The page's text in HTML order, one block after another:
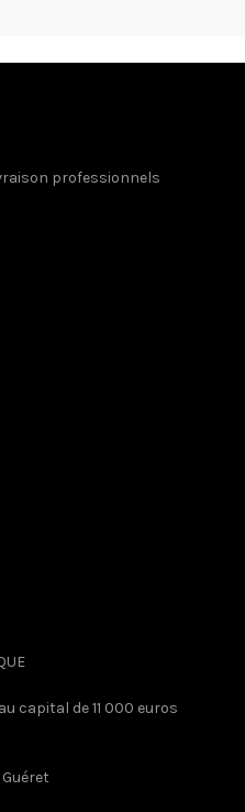
professionnels
capital de 11 000 euros